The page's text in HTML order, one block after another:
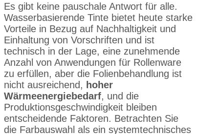
Es gibt keine pauschale Antwort für alle.
Wasserbasierende Tinte bietet heute starke
Vorteile in Bezug auf Nachhaltigkeit und
Einhaltung von Vorschriften und ist
technisch in der Lage, eine zunehmende
Anzahl von Anwendungen für Rollenware
zu erfüllen, aber die Folienbehandlung ist
nicht ausreichend, hoher
Wärmeenergiebedarf, und die
Produktionsgeschwindigkeit bleiben
entscheidende Faktoren. Betrachten Sie
die Farbauswahl als ein systemtechnisches